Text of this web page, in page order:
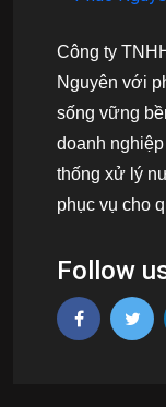
Công ty
Nguyên với
sống vững
doanh
thống xử lý
phục vụ cho
Follow